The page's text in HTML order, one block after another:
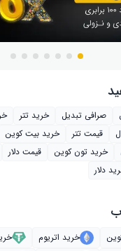
صرافی تبدیل خرید تتر
قیمت تتر خرید بیت‌ کوین
خرید تون کوین قیمت دلار
دلار
خرید اتریوم